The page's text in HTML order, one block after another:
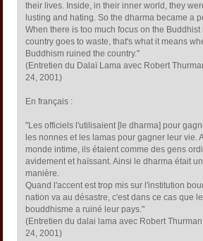
their lives. Inside, in their inner world, they
lusting and hating. So the dharma became a
When there is too much focus on the Buddhist
country goes to waste, that's what it means
Buddhism ruined the country."
(Entretien du Dalaï Lama avec Robert
24, 2001)
En français :
"Les officiels l'utilisaient [le dharma] pour
les nonnes et les lamas pour gagner leur vie.
monde intime, ils étaient comme des gens
avidement et haïssant. Ainsi le dharma était
manière.
Quand l'accent est trop mis sur l'institution
nation va au désastre, c'est dans ce cas que
bouddhisme a ruiné leur pays."
(Entretien du dalai lama avec Robert
24, 2001)